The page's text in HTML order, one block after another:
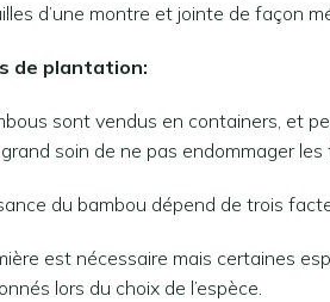
d’une montre et jointe de façon
de plantation:
sont vendus en containers, et
soin de ne pas endommager
du bambou dépend de trois
est nécessaire mais certaines
lors du choix de l’espèce.